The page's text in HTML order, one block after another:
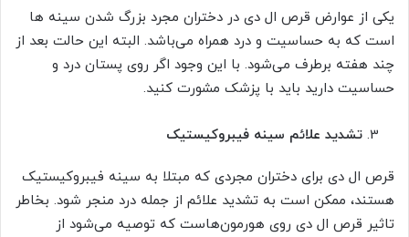
یکی از عوارض قرص ال دی در دختران مجرد بزرگ شدن سینه ها
است که به حساسیت و درد همراه می‌باشد. البته این حالت بعد از
چند هفته برطرف می‌شود. با این وجود اگر روی پستان درد و
حساسیت دارید باید با پزشک مشورت کنید.
تشدید علائم سینه فیبروکیستیک
قرص ال دی برای دختران مجردی که مبتلا به سینه فیبروکیستیک
هستند، ممکن است به تشدید علائم از جمله درد منجر شود. بخاطر
تاثیر قرص ال دی روی هورمون‌هاست که توصیه می‌شود از